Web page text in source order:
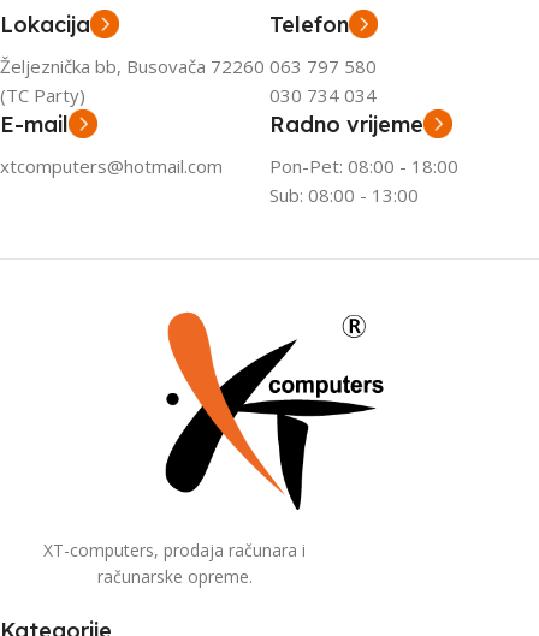
Lokacija
Željeznička bb, Busovača 72260
(TC Party)
Telefon
063 797 580
030 734 034
E-mail
xtcomputers@hotmail.com
Radno vrijeme
Pon-Pet: 08:00 - 18:00
Sub: 08:00 - 13:00
XT-computers, prodaja računara i
računarske opreme.
Kategorije